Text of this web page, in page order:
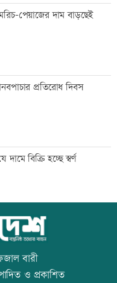
১০ লাখ টাকার মাছ নিধন
বড় লাফ, আজ থেকেই কার্যকর
বৃষ্টির আভাস, নদীবন্দরে
বাহিরে টেস্ট জিতল পাকিস্তান
পেয়াজের দাম বাড়ছেই
প্রতিরোধ দিবস
বিক্রি হচ্ছে স্বর্ণ
দিবস
বারী
ও প্রকাশিত